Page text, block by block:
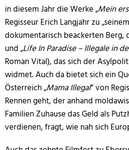
in diesem Jahr die Werke „Mein
Regisseur Erich Langjahr zu
dokumentarisch beackerten Berg,
und „Life In Paradise – Illegale in
Roman Vital), das sich der
widmet. Auch da bietet sich ein
Österreich „Mama Illegal“ von
Rennen geht, der anhand
Familien Zuhause das Geld als
verdienen, fragt, wie nah sich